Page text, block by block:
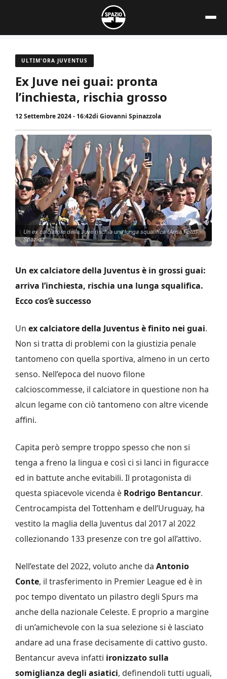
contenuto
ULTIM'ORA JUVENTUS
Ex Juve nei guai: pronta
l’inchiesta, rischia grosso
12 Settembre 2024 - 16:42di Giovanni Spinazzola
Un ex calciatore della Juve rischia una lunga squalifica (Ansa Foto) -
SpazioJ
Un ex calciatore della Juventus è in grossi guai:
arriva l’inchiesta, rischia una lunga squalifica.
Ecco cos’è successo
Un ex calciatore della Juventus è finito nei guai.
Non si tratta di problemi con la giustizia penale
tantomeno con quella sportiva, almeno in un certo
senso. Nell’epoca del nuovo filone
calcioscommesse, il calciatore in questione non ha
alcun legame con ciò tantomeno con altre vicende
affini.
Capita però sempre troppo spesso che non si
tenga a freno la lingua e così ci si lanci in figuracce
ed in battute anche evitabili. Il protagonista di
questa spiacevole vicenda è Rodrigo Bentancur.
Centrocampista del Tottenham e dell’Uruguay, ha
vestito la maglia della Juventus dal 2017 al 2022
collezionando 133 presenze con tre gol all’attivo.
Nell’estate del 2022, voluto anche da Antonio
Conte, il trasferimento in Premier League ed è in
poc tempo diventato un pilastro degli Spurs ma
anche della nazionale Celeste. E proprio a margine
di un’amichevole con la sua selezione si è lasciato
andare ad una frase decisamente di cattivo gusto.
Bentancur aveva infatti ironizzato sulla
somiglianza degli asiatici, definendoli tutti uguali,